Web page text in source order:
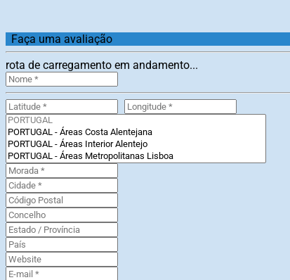
Faça uma avaliação
rota de carregamento em andamento...